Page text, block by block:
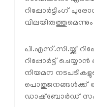
റിപ്പോർട്ടിംഗ്
വിലയിരുത്തുമെന്നും
പി.എസ്.സി.യ്ക്ക്
റിപ്പോർട്ട്
നിയമന
പൊതുജനങ്ങൾക്ക്
ഡാഷ്‌ബോർഡ്